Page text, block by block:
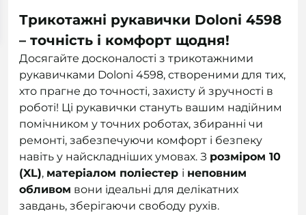
Трикотажні рукавички Doloni 4598
– точність і комфорт щодня!
Досягайте досконалості з трикотажними
рукавичками Doloni 4598, створеними для тих,
хто прагне до точності, захисту й зручності в
роботі! Ці рукавички стануть вашим надійним
помічником у точних роботах, збиранні чи
ремонті, забезпечуючи комфорт і безпеку
навіть у найскладніших умовах. З розміром 10
(XL), матеріалом поліестер і неповним
обливом вони ідеальні для делікатних
завдань, зберігаючи свободу рухів.